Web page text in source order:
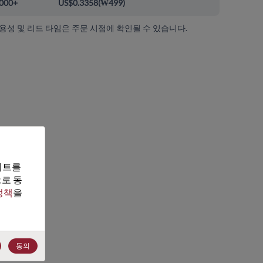
US$0.3358(₩499)
성 및 리드 타임은 주문 시점에 확인될 수 있습니다.
트를
동
책을
동의